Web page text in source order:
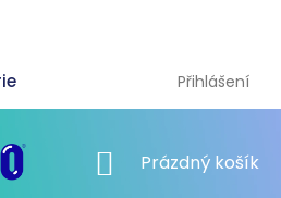
Přihlášení
NÁKUPNÍ KOŠÍK
Prázdný košík